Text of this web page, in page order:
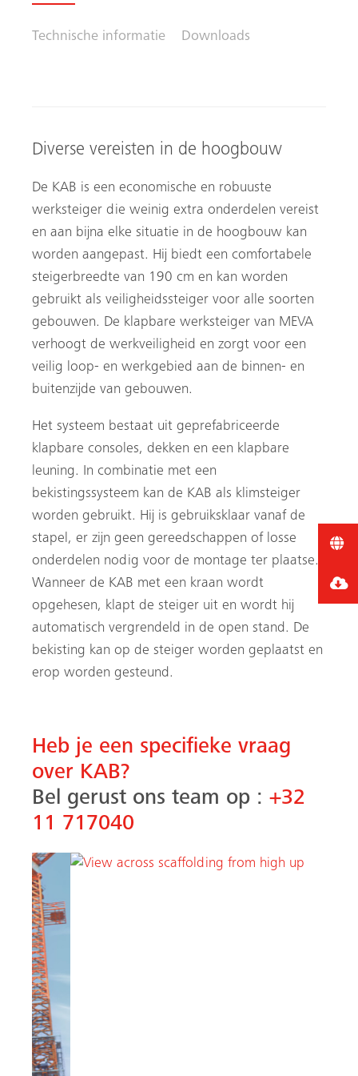
Technische informatie Downloads
Diverse vereisten in de hoogbouw
De KAB is een economische en robuuste
werksteiger die weinig extra onderdelen vereist
en aan bijna elke situatie in de hoogbouw kan
worden aangepast. Hij biedt een comfortabele
steigerbreedte van 190 cm en kan worden
gebruikt als veiligheidssteiger voor alle soorten
gebouwen. De klapbare werksteiger van MEVA
verhoogt de werkveiligheid en zorgt voor een
veilig loop- en werkgebied aan de binnen- en
buitenzijde van gebouwen.
Het systeem bestaat uit geprefabriceerde
klapbare consoles, dekken en een klapbare
leuning. In combinatie met een
bekistingssysteem kan de KAB als klimsteiger
worden gebruikt. Hij is gebruiksklaar vanaf de
stapel, er zijn geen gereedschappen of losse
onderdelen nodig voor de montage ter plaatse.
Wanneer de KAB met een kraan wordt
opgehesen, klapt de steiger uit en wordt hij
automatisch vergrendeld in de open stand. De
bekisting kan op de steiger worden geplaatst en
erop worden gesteund.
Heb je een specifieke vraag
over KAB?
Bel gerust ons team op : +32
11 717040
Verwante producten
en accessoires